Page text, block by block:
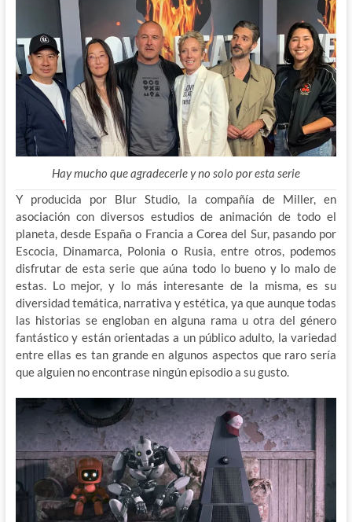
Hay mucho que agradecerle y no solo por esta serie
Y producida por Blur Studio, la compañía de Miller, en
asociación con diversos estudios de animación de todo el
planeta, desde España o Francia a Corea del Sur, pasando por
Escocia, Dinamarca, Polonia o Rusia, entre otros, podemos
disfrutar de esta serie que aúna todo lo bueno y lo malo de
estas. Lo mejor, y lo más interesante de la misma, es su
diversidad temática, narrativa y estética, ya que aunque todas
las historias se engloban en alguna rama u otra del género
fantástico y están orientadas a un público adulto, la variedad
entre ellas es tan grande en algunos aspectos que raro sería
que alguien no encontrase ningún episodio a su gusto.